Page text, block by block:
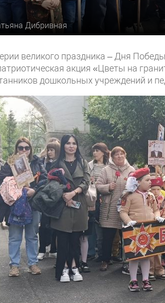
Дибривная
великого праздника – Дня
акция «Цветы на
дошкольных учреждений и